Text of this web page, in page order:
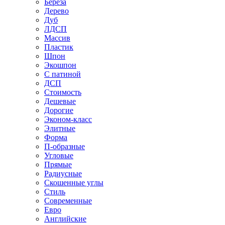
Береза
Дерево
Дуб
ЛДСП
Массив
Пластик
Шпон
Экошпон
С патиной
ДСП
Стоимость
Дешевые
Дорогие
Эконом-класс
Элитные
Форма
П-образные
Угловые
Прямые
Радиусные
Скошенные углы
Стиль
Современные
Евро
Английские